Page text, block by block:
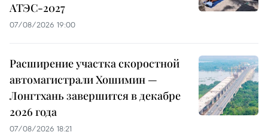
АТЭС-2027
07/08/2026 19:00
Расширение участка скоростной
автомагистрали Хошимин —
Лонгтхань завершится в декабре
2026 года
07/08/2026 18:21